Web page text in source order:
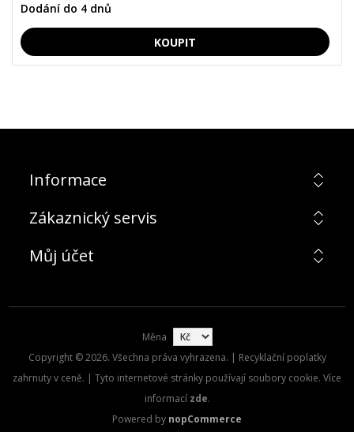
Dodání do 4 dnů
Informace
Zákaznický servis
Můj účet
Měna
Copyright © 2026. Všechna práva vyhrazena. | Recyklační poplatky
zahrnuty v ceně. | Tyto internetové stránky používají soubory cookie. Více
informací zde.
Powered by nopCommerce